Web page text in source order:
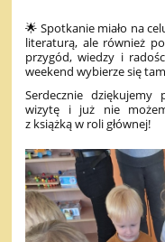
🌟 Spotkanie miało na
literaturą, ale również
przygód, wiedzy i
weekend wybierze się
Serdecznie
wizytę i już nie
z książką w roli głównej!